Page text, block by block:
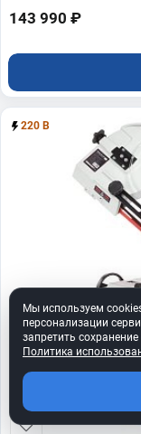
143 990 ₽
220 В
Мы используем
персонализации
запретить
Политика